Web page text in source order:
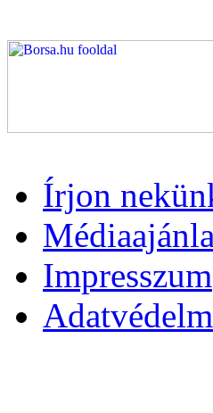
Írjon
Impresszum